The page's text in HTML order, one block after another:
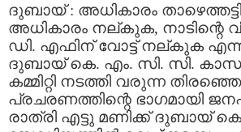
ദുബായ്‌ : അധികാരം
അധികാരം നല്കുക, നാടിന്റെ
ഡി. എഫിന് വോട്ട് നല്കുക
ദുബായ്‌ കെ. എം. സി. സി.
കമ്മിറ്റി നടത്തി വരുന്ന
പ്രചരണത്തിന്റെ ഭാഗമായി
രാത്രി എട്ടു മണിക്ക് ദുബായ്‌